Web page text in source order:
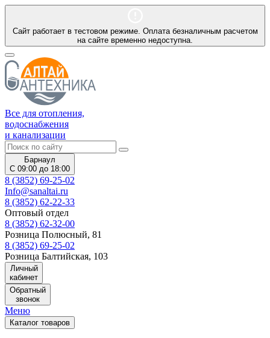
Сайт работает в тестовом режиме. Оплата безналичным расчетом
на сайте временно недоступна.
Все для отопления,
водоснабжения
и канализации
Барнаул
С 09:00 до 18:00
8 (3852) 69-25-02
Info@sanaltai.ru
8 (3852) 62-22-33
Оптовый отдел
8 (3852) 62-32-00
Розница Полюсный, 81
8 (3852) 69-25-02
Розница Балтийская, 103
Личный
кабинет
Обратный
звонок
Меню
Каталог товаров